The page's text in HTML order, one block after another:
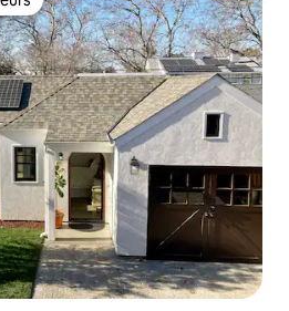
les plus appréciés